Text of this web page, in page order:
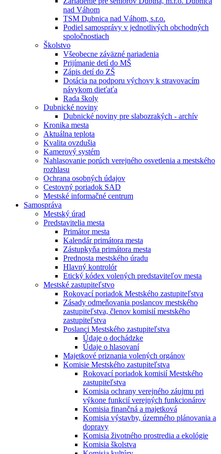
nad Váhom
TSM Dubnica nad Váhom, s.r.o.
Podiel samosprávy v jednotlivých obchodných
spoločnostiach
Školstvo
Všeobecne záväzné nariadenia
Prijímanie detí do MŠ
Zápis detí do ZŠ
Dotácia na podporu výchovy k stravovacím
návykom dieťaťa
Rada školy
Dubnické noviny
Dubnické noviny pre slabozrakých - archív
Kronika mesta
Aktuálna teplota
Kvalita ovzdušia
Kamerový systém
Nahlasovanie porúch verejného osvetlenia a mestského
rozhlasu
Ochrana osobných údajov
Cestovný poriadok SAD
Mestské informačné centrum
Samospráva
Mestský úrad
Predstavitelia mesta
Primátor mesta
Kalendár primátora mesta
Zástupkyňa primátora mesta
Prednosta mestského úradu
Hlavný kontrolór
Etický kódex volených predstaviteľov mesta
Mestské zastupiteľstvo
Rokovací poriadok Mestského zastupiteľstva
Zásady odmeňovania poslancov mestského
zastupiteľstva, členov komisií mestského
zastupiteľstva
Poslanci Mestského zastupiteľstva
Údaje o dochádzke
Údaje o hlasovaní
Majetkové priznania volených orgánov
Komisie Mestského zastupiteľstva
Rokovací poriadok komisií Mestského
zastupiteľstva
Komisia ochrany verejného záujmu pri
výkone funkcií verejných funkcionárov
Komisia finančná a majetková
Komisia výstavby, územného plánovania a
dopravy
Komisia životného prostredia a ekológie
Komisia školstva